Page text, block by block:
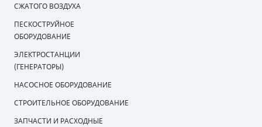
СЖАТОГО ВОЗДУХА
ПЕСКОСТРУЙНОЕ
ОБОРУДОВАНИЕ
ЭЛЕКТРОСТАНЦИИ
(ГЕНЕРАТОРЫ)
НАСОСНОЕ ОБОРУДОВАНИЕ
СТРОИТЕЛЬНОЕ ОБОРУДОВАНИЕ
ЗАПЧАСТИ И РАСХОДНЫЕ